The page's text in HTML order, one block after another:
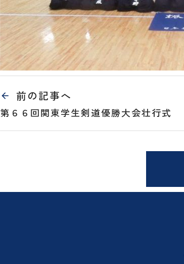
前の記事へ
第６６回関東学生剣道優勝大会壮行式